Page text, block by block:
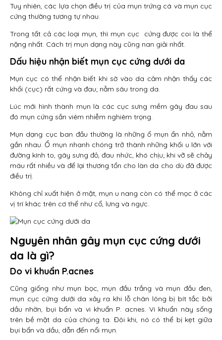
Tuy nhiên, các lựa chọn điều trị của mụn trứng cá và mụn cục
cứng thường tương tự nhau.
Trong tất cả các loại mụn, thì mụn cục cứng được coi là thể
nặng nhất. Cách trị mụn dạng này cũng nan giải nhất.
Dấu hiệu nhận biết mụn cục cứng dưới da
Mụn cục có thể nhận biết khi sờ vào da cảm nhận thấy các
khối (cục) rất cứng và đau; nằm sâu trong da.
Lúc mới hình thành mụn là các cục sưng mềm gây đau sau
đó mụn cứng sần viêm nhiễm nghiêm trọng.
Mụn dạng cục ban đầu thường là những ổ mụn ẩn nhỏ, nằm
gần nhau. Ổ mụn nhanh chóng trở thành những khối u lớn với
đường kính to, gây sưng đỏ, đau nhức, khó chịu; khi vỡ sẽ chảy
máu rất nhiều và để lại thương tổn cho làn da cho dù đã được
điều trị.
Không chỉ xuất hiện ở mặt, mụn u nang còn có thể mọc ở các
vị trí khác trên cơ thể như cổ, lưng và ngực.
Nguyên nhân gây mụn cục cứng dưới
da là gì?
Do vi khuẩn P.acnes
Cũng giống như mụn bọc, mụn đầu trắng và mụn đầu đen,
mụn cục cứng dưới da xảy ra khi lỗ chân lông bị bít tắc bởi
dầu nhờn, bụi bẩn và vi khuẩn P. acnes. Vi khuẩn này sống
trên bề mặt da của chúng ta. Đôi khi, nó có thể bị kẹt giữa
bụi bẩn và dầu, dẫn đến nổi mụn.